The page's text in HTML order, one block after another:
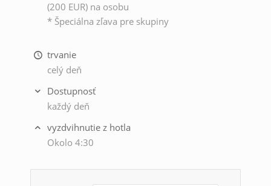
(200 EUR) na osobu
* Špeciálna zľava pre skupiny
trvanie
celý deň
Dostupnosť
každý deň
vyzdvihnutie z hotla
Okolo 4:30